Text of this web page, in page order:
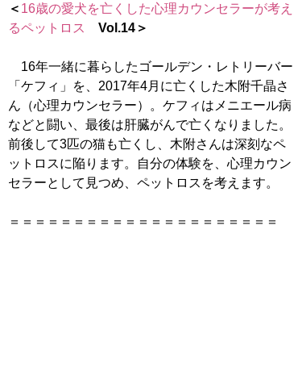
＜ 16歳の愛犬を亡くした心理カウンセラーが考え
るペットロス
Vol.14＞
16年一緒に暮らしたゴールデン・レトリーバー
「ケフィ」を、2017年4月に亡くした木附千晶さ
ん（心理カウンセラー）。ケフィはメニエール病
などと闘い、最後は肝臓がんで亡くなりました。
前後して3匹の猫も亡くし、木附さんは深刻なペ
ットロスに陥ります。自分の体験を、心理カウン
セラーとして見つめ、ペットロスを考えます。
＝＝＝＝＝＝＝＝＝＝＝＝＝＝＝＝＝＝＝＝＝